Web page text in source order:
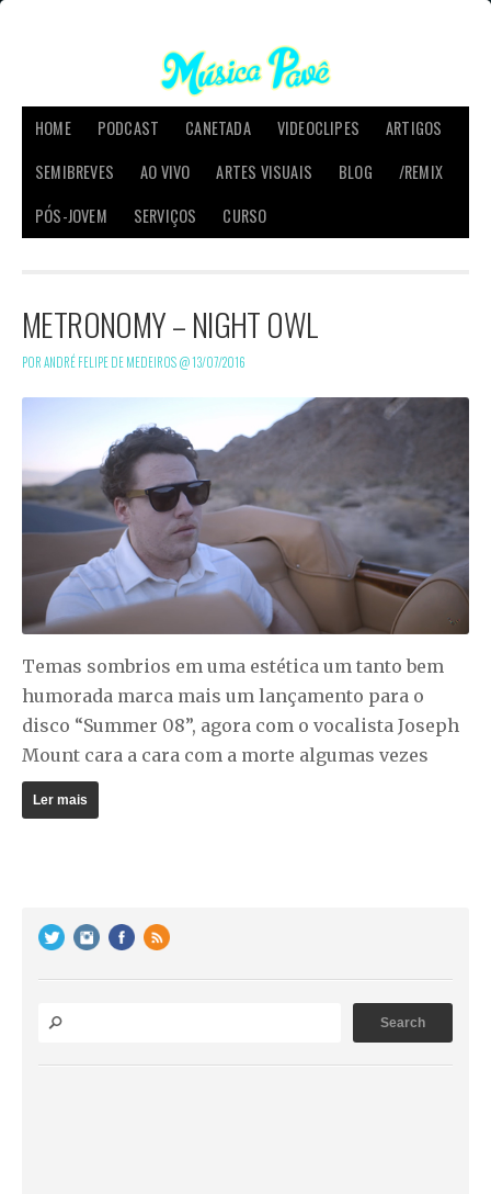
HOME PODCAST CANETADA VIDEOCLIPES
ARTIGOS
SEMIBREVES
AO VIVO ARTES VISUAIS BLOG
/REMIX
PÓS-JOVEM
SERVIÇOS CURSO
METRONOMY – NIGHT OWL
POR ANDRÉ FELIPE DE MEDEIROS @13/07/2016
Temas sombrios em uma estética um tanto bem
humorada marca mais um lançamento para o
disco “Summer 08”, agora com o vocalista Joseph
Mount cara a cara com a morte algumas vezes
Ler mais